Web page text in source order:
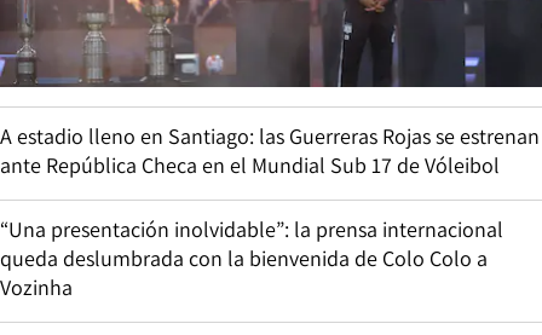
A estadio lleno en Santiago: las Guerreras Rojas se estrenan
ante República Checa en el Mundial Sub 17 de Vóleibol
“Una presentación inolvidable”: la prensa internacional
queda deslumbrada con la bienvenida de Colo Colo a
Vozinha